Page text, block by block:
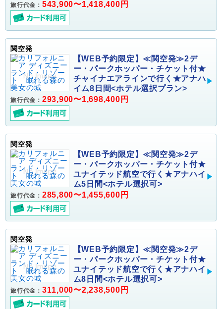
旅行代金： 543,900〜1,418,400円
関空発
【WEB予約限定】≪関空発≫2デ
ー・パークホッパー・チケット付★
チャイナエアラインで行く★アナハ
イム8日間<ホテル選択プラン>
旅行代金： 293,900〜1,698,400円
関空発
【WEB予約限定】≪関空発≫2デ
ー・パークホッパー・チケット付★
ユナイテッド航空で行く★アナハイ
ム5日間<ホテル選択可>
旅行代金： 285,800〜1,455,600円
関空発
【WEB予約限定】≪関空発≫2デ
ー・パークホッパー・チケット付★
ユナイテッド航空で行く★アナハイ
ム8日間<ホテル選択可>
旅行代金： 311,000〜2,238,500円